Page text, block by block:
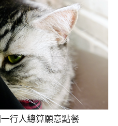
行人總算願意點餐